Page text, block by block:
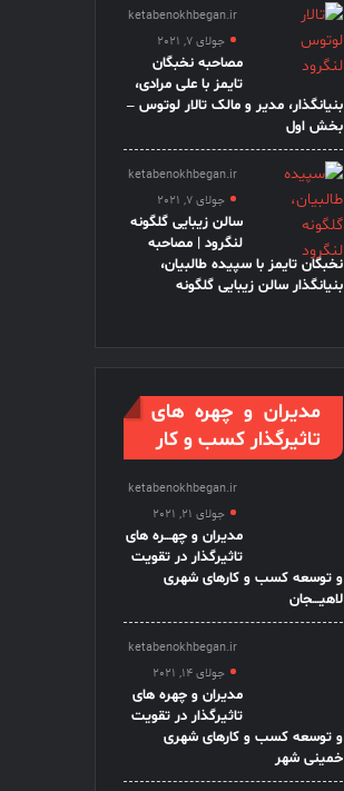
ketabenokhbegan.ir
جولای 7, 2021
مصاحبه نخبگان
تایمز با علی مرادی،
بنیانگذار، مدیر و مالک تالار لوتوس –
بخش اول
ketabenokhbegan.ir
جولای 7, 2021
سالن زیبایی گلگونه
لنگرود | مصاحبه
نخبگان تایمز با سپیده طالبیان،
بنیانگذار سالن زیبایی گلگونه
مدیران و چهره های
تاثیرگذار کسب و کار
ketabenokhbegan.ir
جولای 21, 2021
مدیران و چهـــره های
تاثیرگذار در تقویت
و توسعه کسب و کارهای شهری
لاهیـــجان
ketabenokhbegan.ir
جولای 14, 2021
مدیران و چهره های
تاثیرگذار در تقویت
و توسعه کسب و کارهای شهری
خمینی شهر